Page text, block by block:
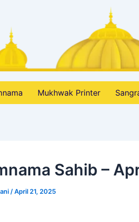
Mukhwak Printer
Sahib –
/April 21, 2025